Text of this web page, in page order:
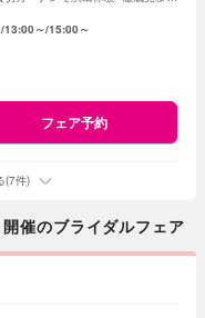
13:00～ 15:00～
フェア予約
(7件)
催のブライダルフェア